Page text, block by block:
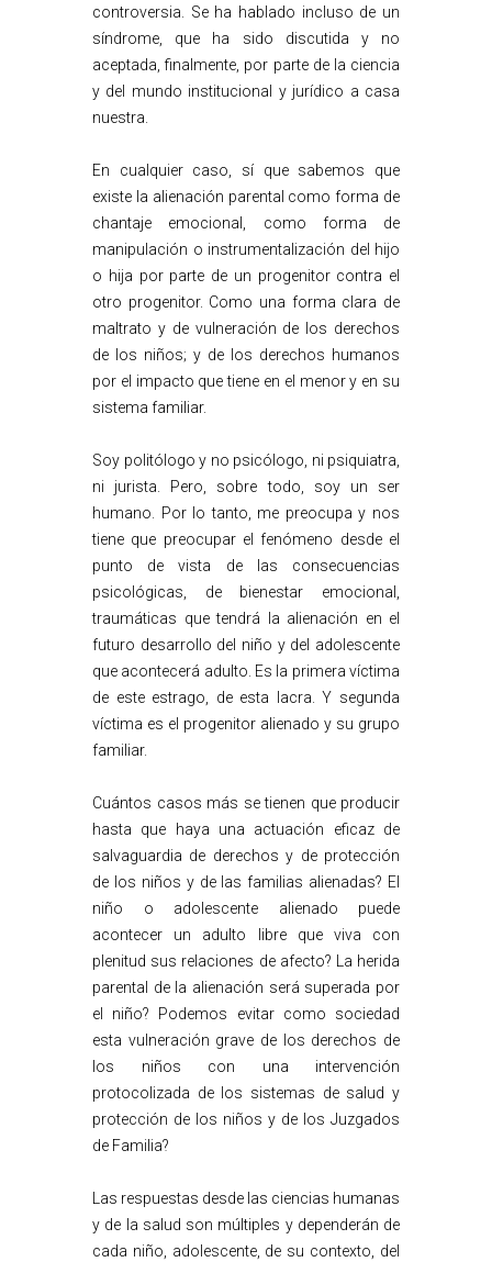
controversia. Se ha hablado incluso de un
síndrome, que ha sido discutida y no
aceptada, finalmente, por parte de la ciencia
y del mundo institucional y jurídico a casa
nuestra.
En cualquier caso, sí que sabemos que
existe la alienación parental como forma de
chantaje emocional, como forma de
manipulación o instrumentalización del hijo
o hija por parte de un progenitor contra el
otro progenitor. Como una forma clara de
maltrato y de vulneración de los derechos
de los niños; y de los derechos humanos
por el impacto que tiene en el menor y en su
sistema familiar.
Soy politólogo y no psicólogo, ni psiquiatra,
ni jurista. Pero, sobre todo, soy un ser
humano. Por lo tanto, me preocupa y nos
tiene que preocupar el fenómeno desde el
punto de vista de las consecuencias
psicológicas, de bienestar emocional,
traumáticas que tendrá la alienación en el
futuro desarrollo del niño y del adolescente
que acontecerá adulto. Es la primera víctima
de este estrago, de esta lacra. Y segunda
víctima es el progenitor alienado y su grupo
familiar.
Cuántos casos más se tienen que producir
hasta que haya una actuación eficaz de
salvaguardia de derechos y de protección
de los niños y de las familias alienadas? El
niño o adolescente alienado puede
acontecer un adulto libre que viva con
plenitud sus relaciones de afecto? La herida
parental de la alienación será superada por
el niño? Podemos evitar como sociedad
esta vulneración grave de los derechos de
los niños con una intervención
protocolizada de los sistemas de salud y
protección de los niños y de los Juzgados
de Familia?
Las respuestas desde las ciencias humanas
y de la salud son múltiples y dependerán de
cada niño, adolescente, de su contexto, del